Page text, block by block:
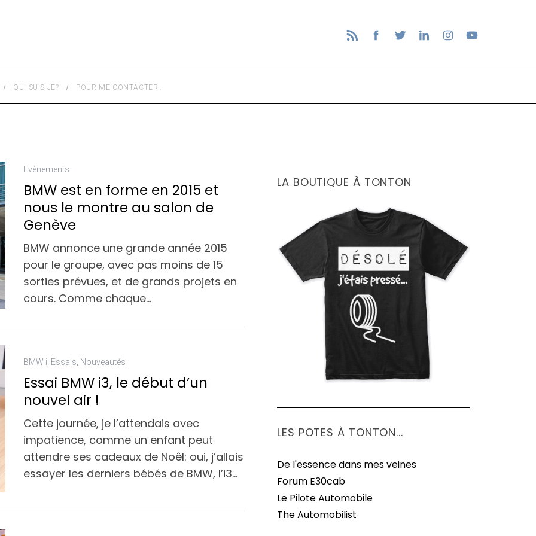
QUI SUIS-JE? POUR ME CONTACTER…
Evènements
BMW est en forme en 2015 et
nous le montre au salon de
Genève
BMW annonce une grande année 2015
pour le groupe, avec pas moins de 15
sorties prévues, et de grands projets en
cours. Comme chaque…
BMW i Essais Nouveautés
Essai BMW i3, le début d’un
nouvel air !
Cette journée, je l’attendais avec
impatience, comme un enfant peut
attendre ses cadeaux de Noêl: oui, j’allais
essayer les derniers bébés de BMW, l’i3…
LA BOUTIQUE À TONTON
LES POTES À TONTON...
De l'essence dans mes veines
Forum E30cab
Le Pilote Automobile
The Automobilist